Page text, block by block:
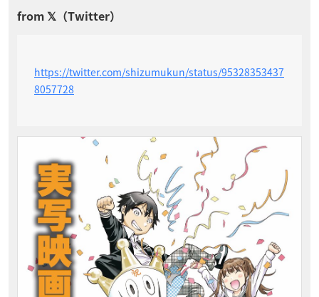
https://twitter.com/shizumukun/status/95328353437
8057728